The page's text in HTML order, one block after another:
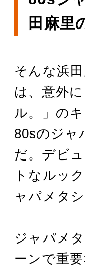
田麻里
そんな浜
は、意外
ル。」の
80sのジャ
だ。デビ
トなルッ
ャパメタ
ジャパメ
ーンで重